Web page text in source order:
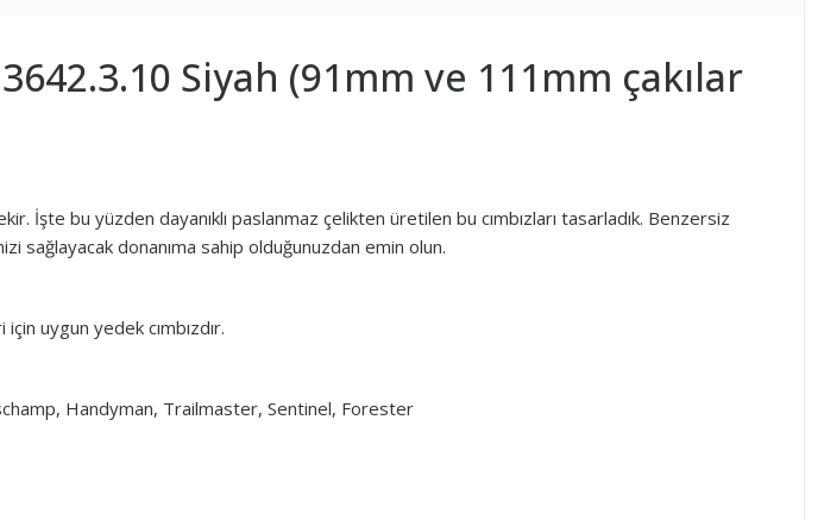
Siyah (91mm ve 111mm çakılar
İşte bu yüzden dayanıklı paslanmaz çelikten üretilen bu cımbızları tasarladık. Benzersiz
sağlayacak donanıma sahip olduğunuzdan emin olun.
uygun yedek cımbızdır.
Handyman, Trailmaster, Sentinel, Forester